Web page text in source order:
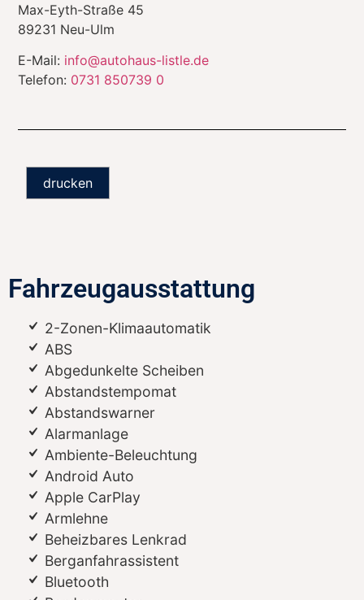
Max-Eyth-Straße 45
89231 Neu-Ulm
E-Mail: info@autohaus-listle.de
Telefon: 0731 850739 0
drucken
Fahrzeugausstattung
2-Zonen-Klimaautomatik
ABS
Abgedunkelte Scheiben
Abstandstempomat
Abstandswarner
Alarmanlage
Ambiente-Beleuchtung
Android Auto
Apple CarPlay
Armlehne
Beheizbares Lenkrad
Berganfahrassistent
Bluetooth